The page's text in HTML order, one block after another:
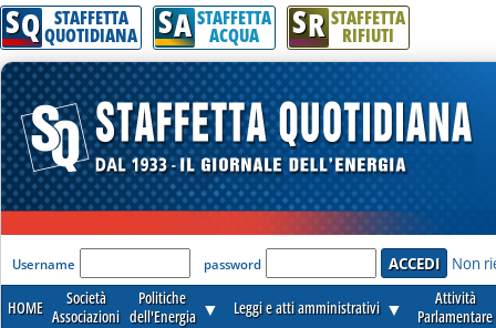
Attenzione! Esegui l'accesso per lèggere interamente la notizia.
SQ STAFFETTA
QUOTIDIANA SA STAFFETTA
ACQUA SR STAFFETTA
RIFIUTI
'Modulo Login per accedere'
Username password Non
HOME
Società
Associazioni
Politiche
dell'Energia ▼ Leggi e atti amministrativi ▼
Attività
Parlamentare